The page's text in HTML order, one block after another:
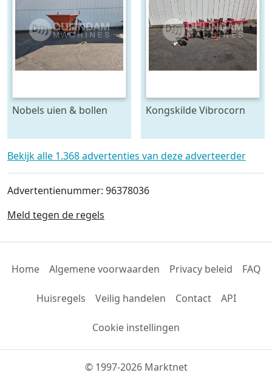
Nobels uien & bollen
voor 120 cm bedden
Kongskilde Vibrocorn
Bekijk alle 1.368 advertenties van deze adverteerder
Advertentienummer: 96378036
Meld tegen de regels
Home Algemene voorwaarden Privacy beleid FAQ
Huisregels Veilig handelen Contact API
Cookie instellingen
© 1997-2026 Marktnet